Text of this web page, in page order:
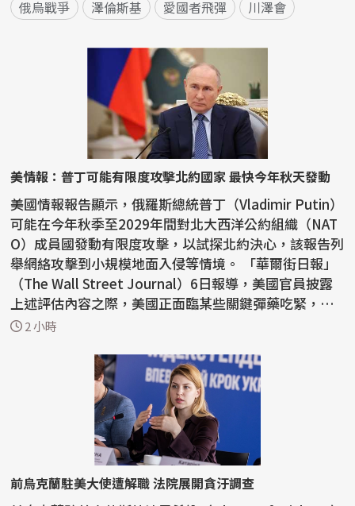
俄烏戰爭 澤倫斯基 愛國者飛彈 川澤會
美情報：普丁可能有限度攻擊北約國家 最快今年秋天發動
美國情報報告顯示，俄羅斯總統普丁（Vladimir Putin）
可能在今年秋季至2029年間對北大西洋公約組織（NAT
O）成員國發動有限度攻擊，以試探北約決心，該報告列
舉網絡攻擊到小規模地面入侵等情境。 「華爾街日報」
（The Wall Street Journal）6日報導，美國官員披露
上述評估內容之際，美國正面臨某些關鍵彈藥吃緊，
一...2 小時
前烏克蘭駐美大使遭解職 法院展開貪汙調查